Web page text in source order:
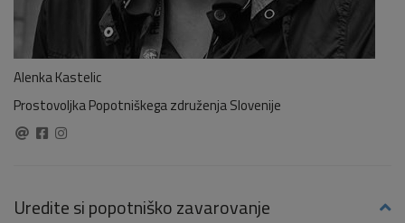
Alenka Kastelic
Prostovoljka Popotniškega združenja Slovenije
Uredite si popotniško zavarovanje